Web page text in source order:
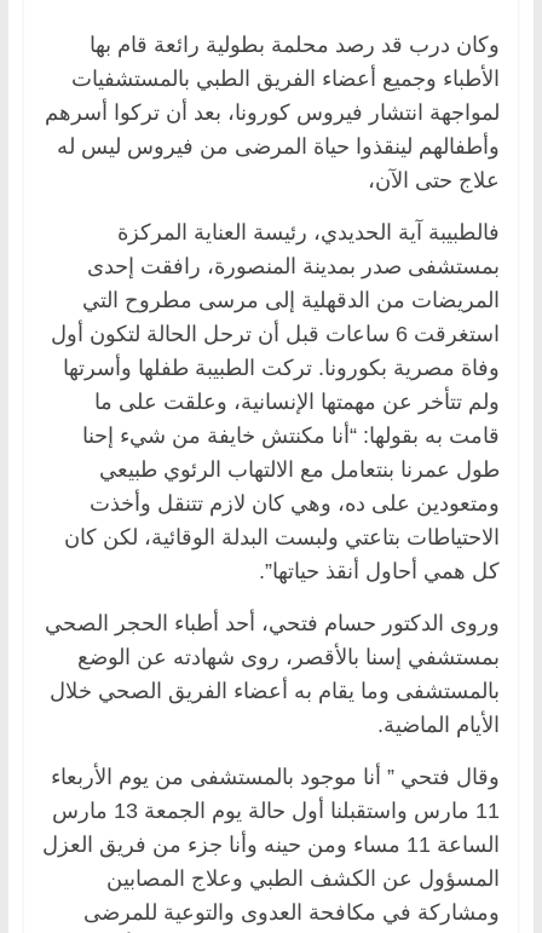
وكان درب قد رصد محلمة بطولية رائعة قام بها
الأطباء وجميع أعضاء الفريق الطبي بالمستشفيات
لمواجهة انتشار فيروس كورونا، بعد أن تركوا أسرهم
وأطفالهم لينقذوا حياة المرضى من فيروس ليس له
علاج حتى الآن،
فالطبيبة آية الحديدي، رئيسة العناية المركزة
بمستشفى صدر بمدينة المنصورة، رافقت إحدى
المريضات من الدقهلية إلى مرسى مطروح التي
استغرقت 6 ساعات قبل أن ترحل الحالة لتكون أول
وفاة مصرية بكورونا. تركت الطبيبة طفلها وأسرتها
ولم تتأخر عن مهمتها الإنسانية، وعلقت على ما
قامت به بقولها: “أنا مكنتش خايفة من شيء إحنا
طول عمرنا بنتعامل مع الالتهاب الرئوي طبيعي
ومتعودين على ده، وهي كان لازم تتنقل وأخذت
الاحتياطات بتاعتي ولبست البدلة الوقائية، لكن كان
كل همي أحاول أنقذ حياتها”.
وروى الدكتور حسام فتحي، أحد أطباء الحجر الصحي
بمستشفي إسنا بالأقصر، روى شهادته عن الوضع
بالمستشفى وما يقام به أعضاء الفريق الصحي خلال
الأيام الماضية.
وقال فتحي ” أنا موجود بالمستشفى من يوم الأربعاء
11 مارس واستقبلنا أول حالة يوم الجمعة 13 مارس
الساعة 11 مساء ومن حينه وأنا جزء من فريق العزل
المسؤول عن الكشف الطبي وعلاج المصابين
ومشاركة في مكافحة العدوى والتوعية للمرضى